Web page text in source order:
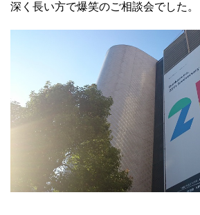
深く長い方で爆笑のご相談会でした。